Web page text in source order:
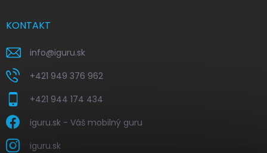
KONTAKT
info@iguru.sk
+421 949 376 962
+421 944 174 434
iguru.sk - Váš mobilný guru
iguru.sk